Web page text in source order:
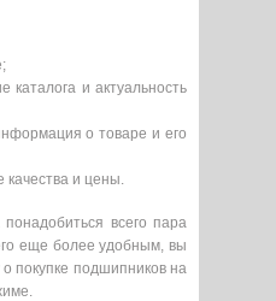
каталога и актуальность
о товаре и его
и цены.
всего пара
еще более удобным, вы
покупке подшипников на